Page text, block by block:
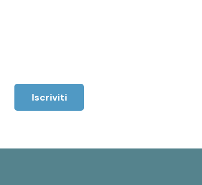
Iscriviti